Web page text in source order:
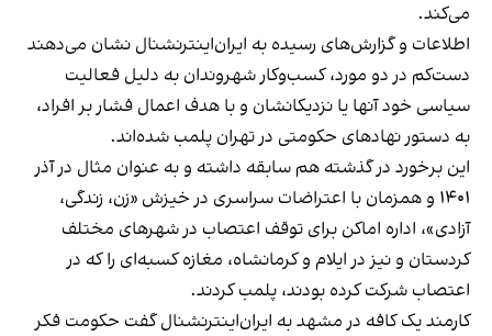
می‌کند.
اطلاعات و گزارش‌های رسیده به ایران‌اینترنشنال نشان می‌دهند
دست‌کم در دو مورد، کسب‌وکار شهروندان به دلیل فعالیت
سیاسی خود آنها یا نزدیکانشان و با هدف اعمال فشار بر افراد،
به دستور نهادهای حکومتی در تهران پلمب شده‌اند.
این برخورد در گذشته هم سابقه داشته و به عنوان مثال در آذر
۱۴۰۱ و همزمان با اعتراضات سراسری در خیزش «زن، زندگی،
آزادی»، اداره اماکن برای توقف اعتصاب در شهرهای مختلف
کردستان و نیز در ایلام و کرمانشاه، مغازه کسبه‌ای را که در
اعتصاب شرکت کرده بودند، پلمب کردند.
کارمند یک کافه در مشهد به ایران‌اینترنشنال گفت حکومت فکر